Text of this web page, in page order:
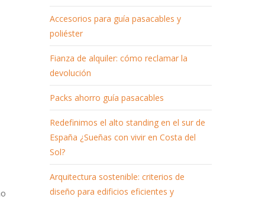
Accesorios para guía pasacables y
poliéster
Fianza de alquiler: cómo reclamar la
devolución
Packs ahorro guía pasacables
Redefinimos el alto standing en el sur de
España ¿Sueñas con vivir en Costa del
Sol?
Arquitectura sostenible: criterios de
diseño para edificios eficientes y